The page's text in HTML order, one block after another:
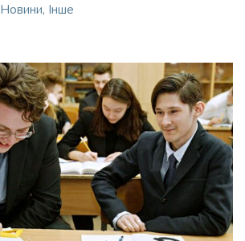
Новини, Інше